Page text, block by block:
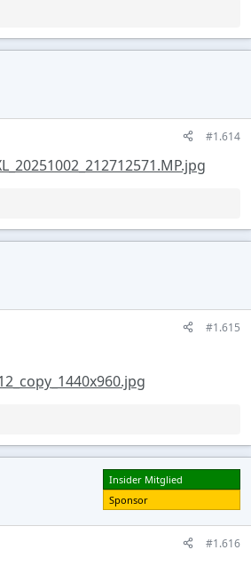
#1.614
#1.615
Insider Mitglied
Sponsor
#1.616